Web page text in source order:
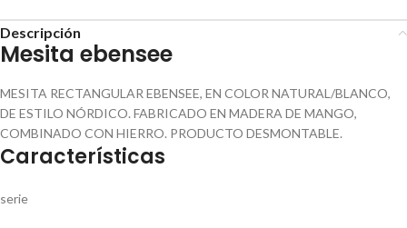
Descripción
Mesita ebensee
MESITA RECTANGULAR EBENSEE, EN COLOR NATURAL/BLANCO,
DE ESTILO NÓRDICO. FABRICADO EN MADERA DE MANGO,
COMBINADO CON HIERRO. PRODUCTO DESMONTABLE.
Características
serie